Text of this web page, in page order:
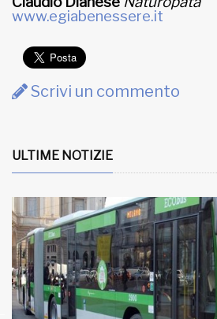
www.egiabenessere.it
Scrivi un commento
ULTIME NOTIZIE